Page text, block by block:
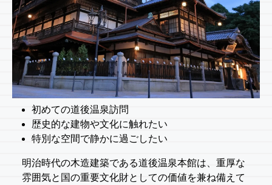
初めての道後温泉訪問
歴史的な建物や文化に触れたい
特別な空間で静かに過ごしたい
明治時代の木造建築である道後温泉本館は、重厚な
雰囲気と国の重要文化財としての価値を兼ね備えて